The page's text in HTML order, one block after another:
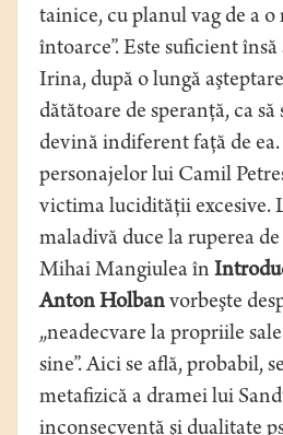
tainice, cu planul vag de a o
întoarce”. Este suficient însă
Irina, după o lungă
dătătoare de speranţă, ca să
devină indiferent faţă de
personajelor lui Camil
victima lucidităţii excesive.
maladivă duce la ruperea
Mihai Mangiulea în
Anton Holbanvorbeşte
„neadecvare la propriile
sine”. Aici se află, probabil,
metafizică a dramei lui